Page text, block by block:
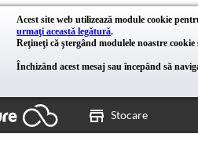
Acest site web utilizează module cookie
urmaţi această legătură.
Reţineţi că ştergând modulele noastre
Închizând acest mesaj sau începând să
Stocare